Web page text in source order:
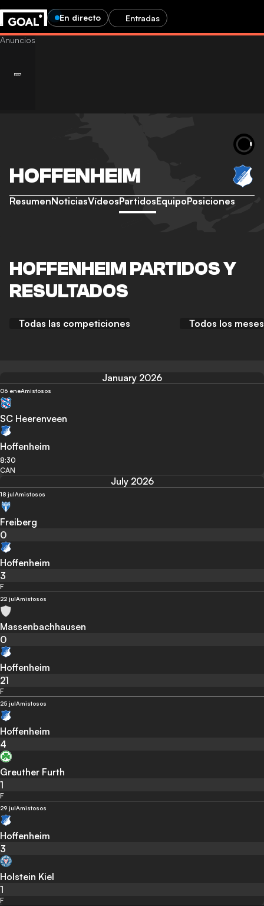
En directo Entradas
HOFFENHEIM
ResumenNoticiasVídeosPartidosEquipoPosiciones
HOFFENHEIM PARTIDOS Y
RESULTADOS
Todas las competiciones Todos los meses
January 2026
06 eneAmistosos
SC Heerenveen
Hoffenheim
8:30
CAN
July 2026
18 julAmistosos
Freiberg
0
Hoffenheim
3
F
22 julAmistosos
Massenbachhausen
0
Hoffenheim
21
F
25 julAmistosos
Hoffenheim
4
Greuther Furth
1
F
29 julAmistosos
Hoffenheim
3
Holstein Kiel
1
F